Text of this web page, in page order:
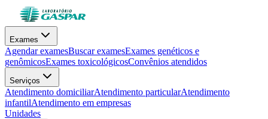
Exames
Agendar examesBuscar examesExames genéticos e
genômicosExames toxicológicosConvênios atendidos
Serviços
Atendimento domiciliarAtendimento particularAtendimento
infantilAtendimento em empresas
Unidades